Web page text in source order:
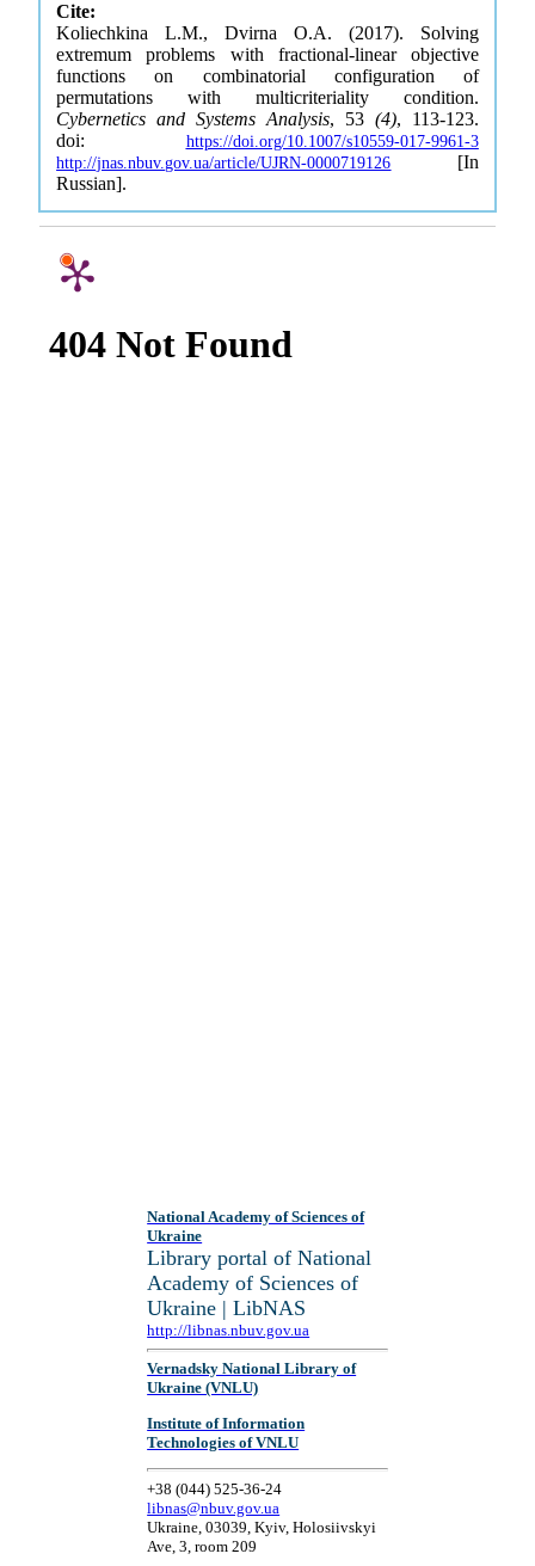
Cite:
Koliechkina L.M., Dvirna O.A. (2017). Solving
extremum problems with fractional-linear objective
functions on combinatorial configuration of
permutations with multicriteriality condition.
Cybernetics and Systems Analysis, 53 (4), 113-123.
doi: https://doi.org/10.1007/s10559-017-9961-3
http://jnas.nbuv.gov.ua/article/UJRN-0000719126 [In
Russian].
National Academy of Sciences of
Ukraine
Library portal of National
Academy of Sciences of
Ukraine | LibNAS
http://libnas.nbuv.gov.ua
Vernadsky National Library of
Ukraine (VNLU)
Institute of Information
Technologies of VNLU
+38 (044) 525-36-24
libnas@nbuv.gov.ua
Ukraine, 03039, Kyiv, Holosiivskyi
Ave, 3, room 209